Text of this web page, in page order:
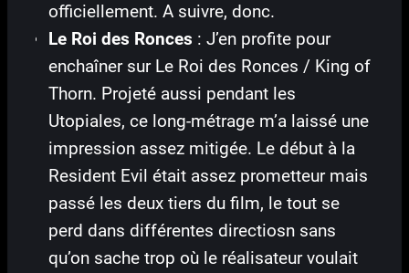
officiellement. A suivre, donc.
Le Roi des Ronces : J’en profite pour
enchaîner sur Le Roi des Ronces / King of
Thorn. Projeté aussi pendant les
Utopiales, ce long-métrage m’a laissé une
impression assez mitigée. Le début à la
Resident Evil était assez prometteur mais
passé les deux tiers du film, le tout se
perd dans différentes directiosn sans
qu’on sache trop où le réalisateur voulait